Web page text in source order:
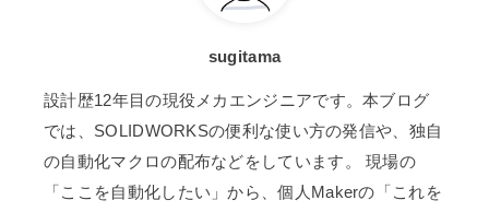
sugitama
設計歴12年目の現役メカエンジニアです。本ブログ
では、SOLIDWORKSの便利な使い方の発信や、独自
の自動化マクロの配布などをしています。 現場の
「ここを自動化したい」から、個人Makerの「これを